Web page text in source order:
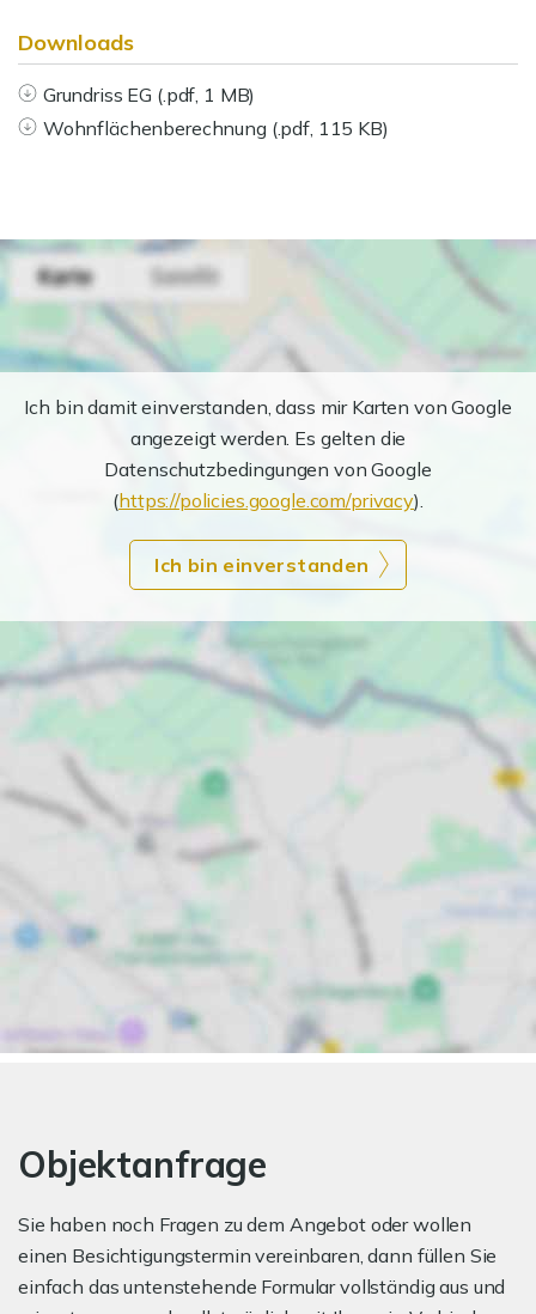
Downloads
Grundriss EG (.pdf, 1 MB)
Wohnflächenberechnung (.pdf, 115 KB)
Ich bin damit einverstanden, dass mir Karten von Google
angezeigt werden. Es gelten die
Datenschutzbedingungen von Google
(https://policies.google.com/privacy).
Ich bin einverstanden
Objektanfrage
Sie haben noch Fragen zu dem Angebot oder wollen
einen Besichtigungstermin vereinbaren, dann füllen Sie
einfach das untenstehende Formular vollständig aus und